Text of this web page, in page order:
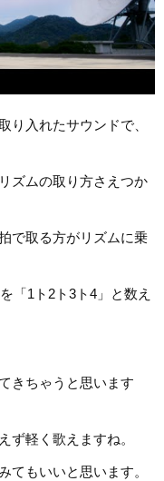
り入れたサウンドで、
ズムの取り方さえつか
で取る方がリズムに乗
「1ト2ト3ト4」と数え
きちゃうと思います
ず軽く歌えますね。
てもいいと思います。